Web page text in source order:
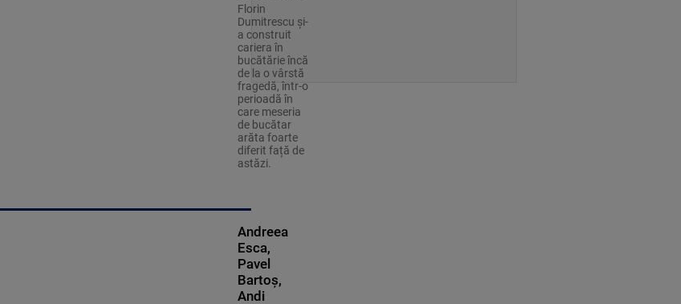
Florin
Dumitrescu și-
a construit
cariera în
bucătărie încă
de la o vârstă
fragedă, într-o
perioadă în
care meseria
de bucătar
arăta foarte
diferit față de
astăzi.
Andreea
Esca,
Pavel
Bartoș,
Andi